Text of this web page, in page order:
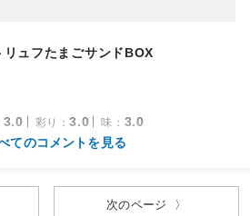
ュフたまごサンドBOX
3.0 彩り ：3.0 味 ： 3.0
てのコメントを見る
次のページ 〉